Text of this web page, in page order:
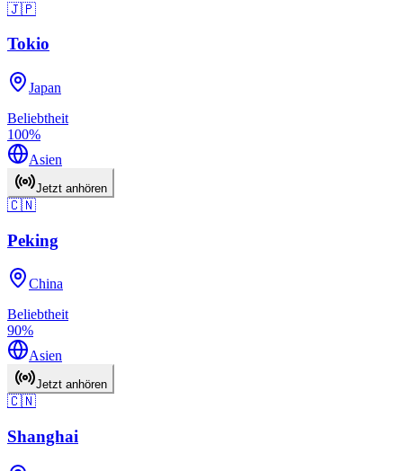
🇯🇵
Tokio
Japan
Beliebtheit
100%
Asien
Jetzt anhören
🇨🇳
Peking
China
Beliebtheit
90%
Asien
Jetzt anhören
🇨🇳
Shanghai